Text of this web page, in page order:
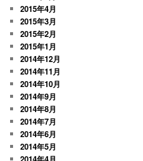
2015年4月
2015年3月
2015年2月
2015年1月
2014年12月
2014年11月
2014年10月
2014年9月
2014年8月
2014年7月
2014年6月
2014年5月
2014年4月